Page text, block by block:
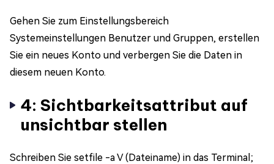
Gehen Sie zum Einstellungsbereich
Systemeinstellungen Benutzer und Gruppen, erstellen
Sie ein neues Konto und verbergen Sie die Daten in
diesem neuen Konto.
4: Sichtbarkeitsattribut auf
unsichtbar stellen
Schreiben Sie setfile -a V (Dateiname) in das Terminal;